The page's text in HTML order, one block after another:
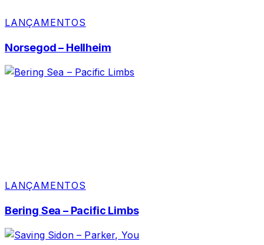
LANÇAMENTOS
Norsegod – Hellheim
LANÇAMENTOS
Bering Sea – Pacific Limbs